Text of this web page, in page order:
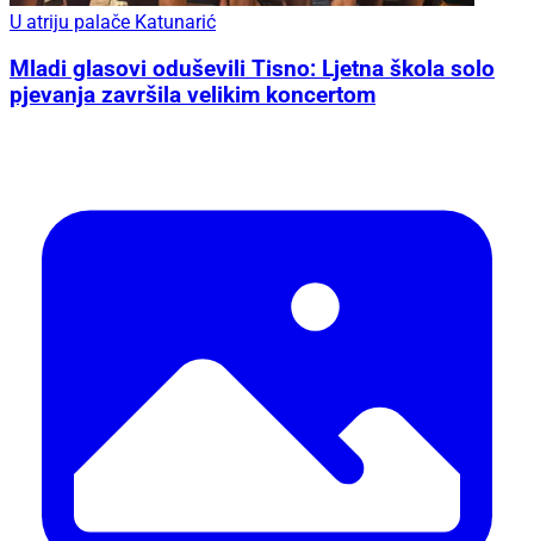
U atriju palače Katunarić
Mladi glasovi oduševili Tisno: Ljetna škola solo
pjevanja završila velikim koncertom